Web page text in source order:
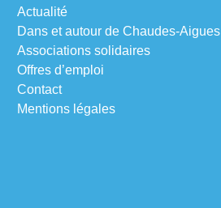
Actualité
Dans et autour de Chaudes-Aigues
Associations solidaires
Offres d’emploi
Contact
Mentions légales